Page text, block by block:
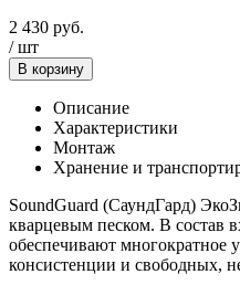
2 430 руб.
/шт
В корзину
Описание
Характеристики
Монтаж
Хранение и
SoundGuard (СаундГард)
кварцевым песком. В состав
обеспечивают многократное
консистенции и свободных,